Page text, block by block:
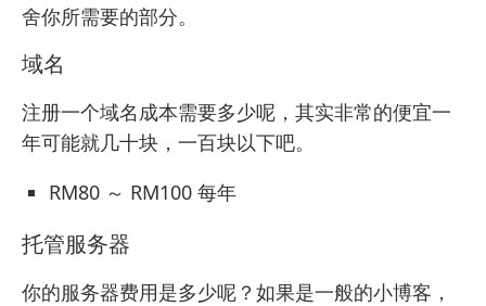
舍你所需要的部分。
域名
注册一个域名成本需要多少呢，其实非常的便宜一
年可能就几十块，一百块以下吧。
RM80 ～ RM100 每年
托管服务器
你的服务器费用是多少呢？如果是一般的小博客，